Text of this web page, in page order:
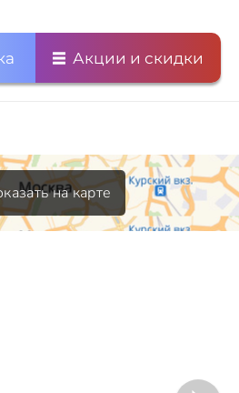
Акции и скидки
на карте